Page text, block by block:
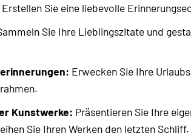
Erstellen Sie eine liebevolle
Sie Ihre Lieblingszitate und
Erwecken Sie Ihre
Kunstwerke: Präsentieren Sie Ihre
Sie Ihren Werken den letzten Schliff.